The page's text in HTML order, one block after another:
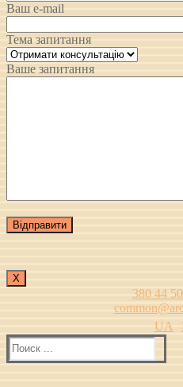
Ваш e-mail
Тема запитання
Ваше запитання
Х
380 44
UA
Найти: